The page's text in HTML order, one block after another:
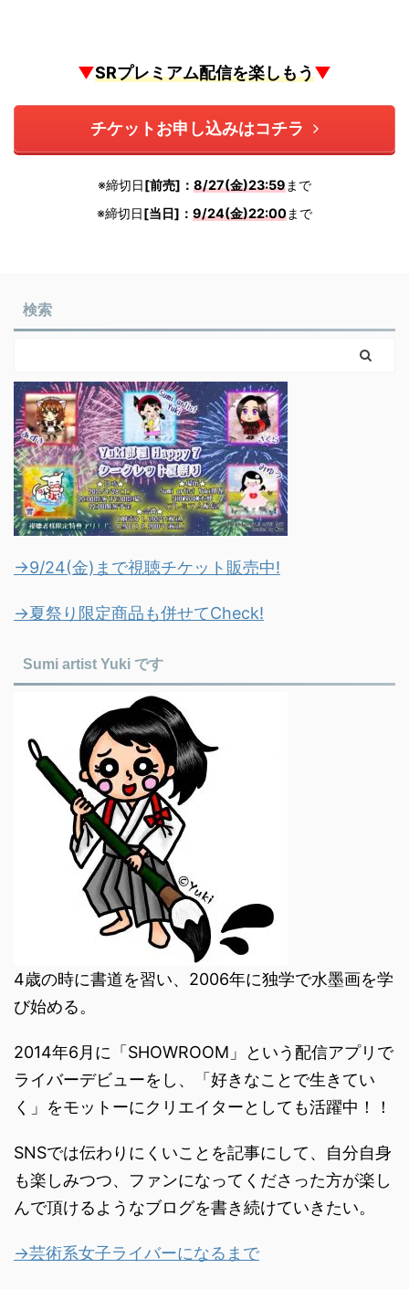
▼SRプレミアム配信を楽しもう▼
チケットお申し込みはコチラ
※締切日[前売]： 8/27(金)23:59まで
※締切日[当日]： 9/24(金)22:00まで
検索
→9/24(金)まで視聴チケット販売中!
→夏祭り限定商品も併せてCheck!
Sumi artist Yuki です
4歳の時に書道を習い、2006年に独学で水墨画を学
び始める。
2014年6月に「SHOWROOM」という配信アプリで
ライバーデビューをし、「好きなことで生きてい
く」をモットーにクリエイターとしても活躍中！！
SNSでは伝わりにくいことを記事にして、自分自身
も楽しみつつ、ファンになってくださった方が楽し
んで頂けるようなブログを書き続けていきたい。
→芸術系女子ライバーになるまで